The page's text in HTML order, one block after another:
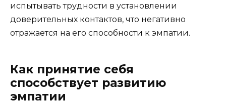
испытывать трудности в установлении
доверительных контактов, что негативно
отражается на его способности к эмпатии.
Как принятие себя
способствует развитию
эмпатии